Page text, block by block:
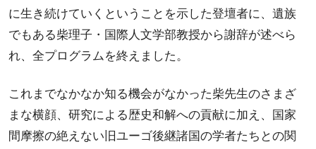
に生き続けていくということを示した登壇者に、遺族
でもある柴理子・国際人文学部教授から謝辞が述べら
れ、全プログラムを終えました。
これまでなかなか知る機会がなかった柴先生のさまざ
まな横顔、研究による歴史和解への貢献に加え、国家
間摩擦の絶えない旧ユーゴ後継諸国の学者たちとの関